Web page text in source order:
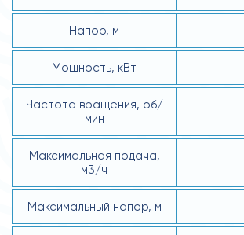
Напор, м
Мощность, кВт
Частота вращения, об/
мин
Максимальная подача,
м3/ч
Максимальный напор, м